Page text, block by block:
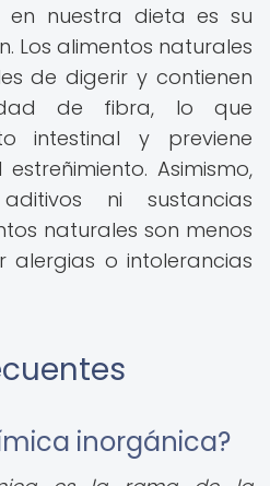
en nuestra dieta es su
Los alimentos naturales
de digerir y contienen
de fibra, lo que
intestinal y previene
Asimismo,
ni sustancias
naturales son menos
alergias o intolerancias
inorgánica?